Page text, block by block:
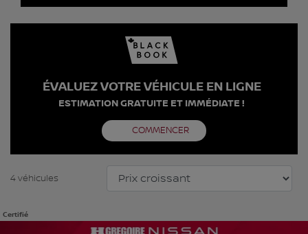
ÉVALUEZ VOTRE VÉHICULE EN LIGNE
ESTIMATION GRATUITE ET IMMÉDIATE !
COMMENCER
4 véhicules
Certifié
Afficher 22 images en plus